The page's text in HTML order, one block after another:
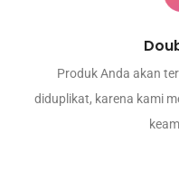
Produk Anda akan
diduplikat, karena kami